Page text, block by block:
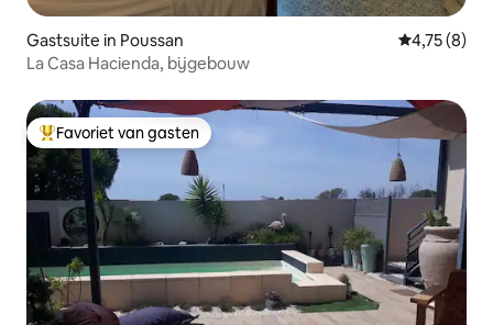
Gastsuite in Poussan
4,75 (8)
La Casa Hacienda, bijgebouw
Topfavoriet van gasten
Favoriet van gasten